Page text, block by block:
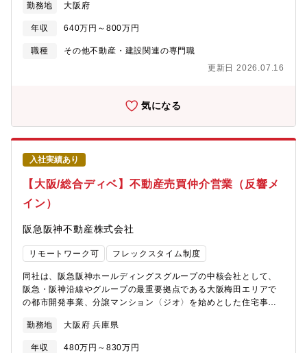
した賃貸中の物件を賃貸中のまま再販売することもあり、個人投
資家や不動産業者様へ賃貸中売却の活動も行います。日々の営業
活動を通じて、売買・リフォーム・再販業務を推進いただくポジ
ションです。【営業職に関して】同社営業職は主に不動産仲介会
会社との関係構築を深め、情報収集を行いながら、最適な物件の
市場動向を分析し、買取価格の査定やリフォーム後の販売戦略も
含めた提案を行っていただきます。【インセンティブ】本ポジシ
ョンでは、成果に応じたインセンティブ制度を導入しています。■
物件取得：取得した物件ごとにインセンティブを支給■売却：事業
利益に応じて変動するインセンティブを支給※年間のインセンテ
ィブ実績（目安となります）は以下の通りです。・主任クラス：
年間 110万円・係長クラス：年間 150万円仕入れから販売まで一
貫して携わるため、営業力だけでなく市場分析や販売戦略の立案
による成果も正当に評価される仕組みです。【ポイント】・仕入
職・仲介会社との関係構築を通じ、自身の営業力で物件取得につ
なげられる・買取価格査定・リフォーム企画・販売戦略まで、不
動産投資の幅広い知識を身につけられる・区分マンション投資・
る・成果がインセンティブに直結し、仕入れ・売却双方で頑張り
を評価される環境・売買仲介経験や仕入れ経験を活かして、さら
に上流工程へキャリアアップできる※一言で・・・区分マンショ
ンの仕入れから再販まで一貫して担当でき、不動産営業として市
るポジションです。【あなぶきグループ】「地域社会に生かさ
勤務地 大阪府
年収 640万円～800万円
職種
その他不動産・建設関連の専門職
更新日 2026.07.16
気になる
入社実績あり
【大阪/総合ディベ】不動産売買仲介営業（反響メ
イン）
阪急阪神不動産株式会社
リモートワーク可 フレックスタイム制度
同社は、阪急阪神ホールディングスグループの中核会社として、
阪急・阪神沿線やグループの最重要拠点である大阪梅田エリアで
の都市開発事業、分譲マンション〈ジオ〉を始めとした住宅事業
神沿線の主要駅を中心に展開する仲介営業所にて、不動産売買仲
介営業を担当していただきます。個人のお客様を中心に、マンシ
勤務地 大阪府 兵庫県
年収 480万円～830万円